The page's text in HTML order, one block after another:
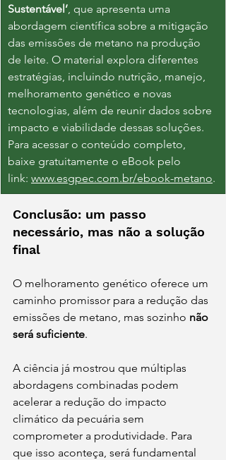
Sustentável’, que apresenta uma
abordagem científica sobre a mitigação
das emissões de metano na produção
de leite. O material explora diferentes
estratégias, incluindo nutrição, manejo,
melhoramento genético e novas
tecnologias, além de reunir dados sobre
impacto e viabilidade dessas soluções.
Para acessar o conteúdo completo,
baixe gratuitamente o eBook pelo
link: www.esgpec.com.br/ebook-metano.
Conclusão: um passo
necessário, mas não a solução
final
O melhoramento genético oferece um
caminho promissor para a redução das
emissões de metano, mas sozinho não
será suficiente.
A ciência já mostrou que múltiplas
abordagens combinadas podem
acelerar a redução do impacto
climático da pecuária sem
comprometer a produtividade. Para
que isso aconteça, será fundamental